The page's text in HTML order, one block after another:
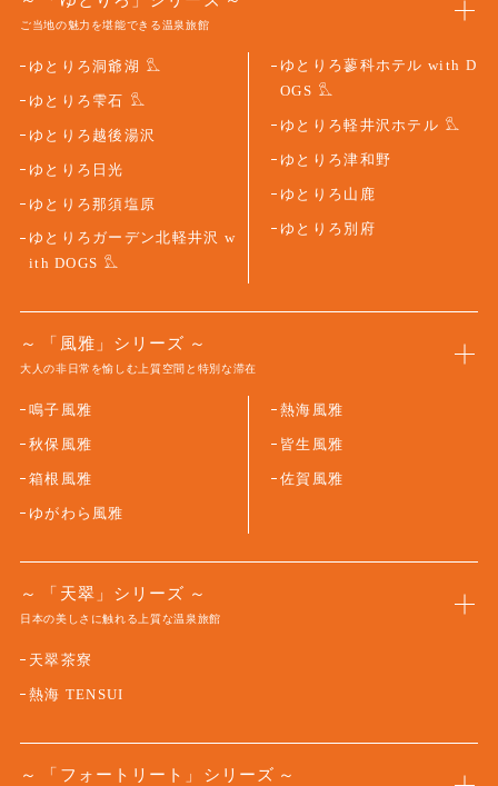
ご当地の魅力を堪能できる温泉旅館
ゆとりろ洞爺湖
ゆとりろ雫石
ゆとりろ越後湯沢
ゆとりろ日光
ゆとりろ那須塩原
ゆとりろガーデン北軽井沢 w
ith DOGS
ゆとりろ蓼科ホテル with D
OGS
ゆとりろ軽井沢ホテル
ゆとりろ津和野
ゆとりろ山鹿
ゆとりろ別府
「風雅」シリーズ
大人の非日常を愉しむ上質空間と特別な滞在
鳴子風雅
秋保風雅
箱根風雅
ゆがわら風雅
熱海風雅
皆生風雅
佐賀風雅
「天翠」シリーズ
日本の美しさに触れる上質な温泉旅館
天翠茶寮
熱海 TENSUI
「フォートリート」シリーズ